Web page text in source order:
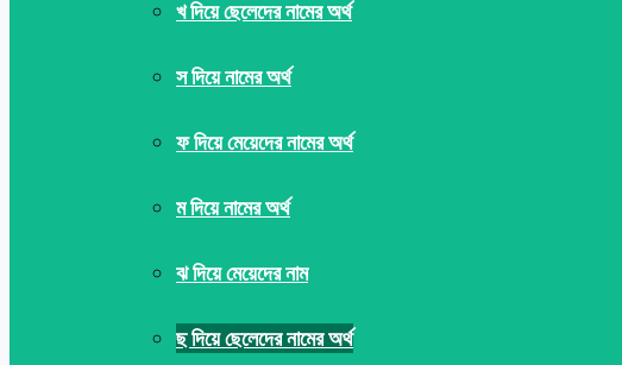
খ দিয়ে ছেলেদের নামের অর্থ
স দিয়ে নামের অর্থ
ফ দিয়ে মেয়েদের নামের অর্থ
ম দিয়ে নামের অর্থ
ঝ দিয়ে মেয়েদের নাম
ছ দিয়ে ছেলেদের নামের অর্থ